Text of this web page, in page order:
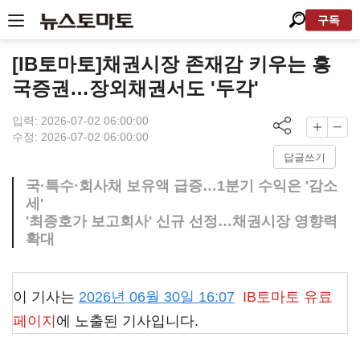
구독
[IB토마토]채권시장 존재감 키우는 흥
국증권…장외채권서도 '두각'
입력: 2026-07-02 06:00:00
수정: 2026-07-02 06:00:00
답글쓰기
국·특수·회사채 보유액 급증…1분기 수익은 '감소
세'
'최종호가 보고회사' 신규 선정…채권시장 영향력
확대
이 기사는 2026년 06월 30일 16:07 IB토마토 유료
페이지 에 노출된 기사입니다.